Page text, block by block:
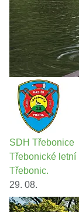
SDH Třebonice
Třebonické letní
Třebonic.
29. 08.